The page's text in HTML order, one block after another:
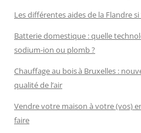
Les différentes aides de la Flandre
Batterie domestique : quelle
sodium-ion ou plomb ?
Chauffage au bois à Bruxelles :
qualité de l’air
Vendre votre maison à votre (vos)
faire